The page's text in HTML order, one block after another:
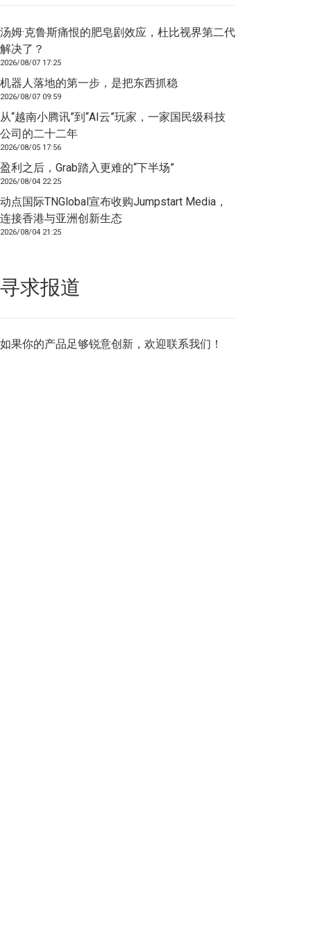
汤姆·克鲁斯痛恨的肥皂剧效应，杜比视界第二代
解决了？
2026/08/07 17:25
机器人落地的第一步，是把东西抓稳
2026/08/07 09:59
从“越南小腾讯”到“AI云”玩家，一家国民级科技
公司的二十二年
2026/08/05 17:56
盈利之后，Grab踏入更难的“下半场”
2026/08/04 22:25
动点国际TNGlobal宣布收购Jumpstart Media，
连接香港与亚洲创新生态
2026/08/04 21:25
寻求报道
如果你的产品足够锐意创新，欢迎联系我们 ！